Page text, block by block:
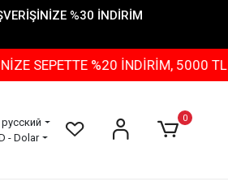
%30 İNDİRİM
%20 İNDİRİM, 5000 TL ÜZERİ
русский
- Dolar
0